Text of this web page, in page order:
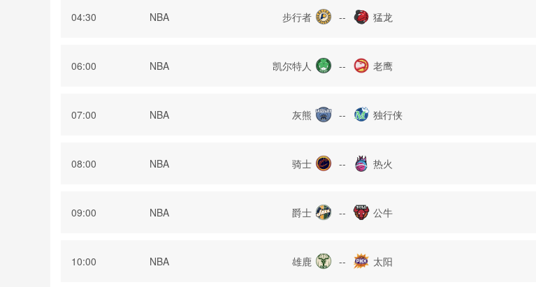
04:30 NBA 步行者 -- 猛龙
06:00 NBA 凯尔特人 -- 老鹰
07:00 NBA 灰熊 -- 独行侠
08:00 NBA 骑士 -- 热火
09:00 NBA 爵士 -- 公牛
10:00 NBA 雄鹿 -- 太阳